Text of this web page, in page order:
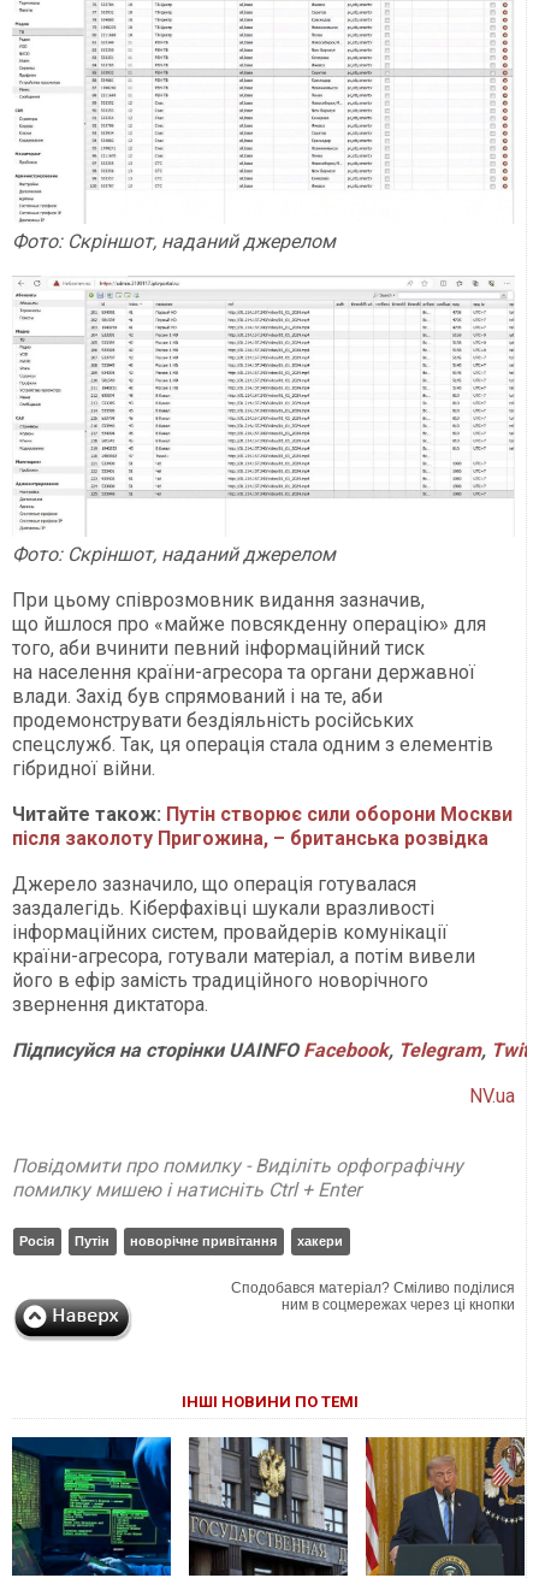
Фото: Скріншот, наданий джерелом
Фото: Скріншот, наданий джерелом
При цьому співрозмовник видання зазначив,
що йшлося про «майже повсякденну операцію» для
того, аби вчинити певний інформаційний тиск
на населення країни-агресора та органи державної
влади. Захід був спрямований і на те, аби
продемонструвати бездіяльність російських
спецслужб. Так, ця операція стала одним з елементів
гібридної війни.
Читайте також: Путін створює сили оборони Москви
після заколоту Пригожина, – британська розвідка
Джерело зазначило, що операція готувалася
заздалегідь. Кіберфахівці шукали вразливості
інформаційних систем, провайдерів комунікації
країни-агресора, готували матеріал, а потім вивели
його в ефір замість традиційного новорічного
звернення диктатора.
Підписуйся на сторінки UAINFO Facebook, Telegram,
NV.ua
Повідомити про помилку - Виділіть орфографічну
помилку мишею і натисніть Ctrl + Enter
Росія Путін новорічне привітання хакери
Сподобався матеріал? Сміливо поділися
ним в соцмережах через ці кнопки
ІНШІ НОВИНИ ПО ТЕМІ